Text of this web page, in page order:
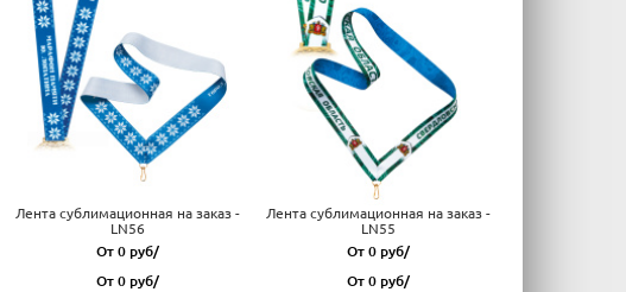
Лента сублимационная на заказ -
LN56
От 0 руб/
От 0 руб/
Лента сублимационная на заказ -
LN55
От 0 руб/
От 0 руб/